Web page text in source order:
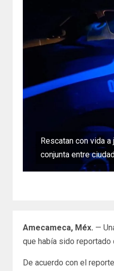
Rescatan con vida
conjunta entre
Amecameca, Méx. —
que había sido
De acuerdo con el